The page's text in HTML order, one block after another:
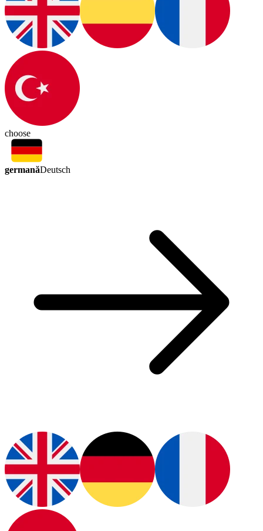
choose
germanăDeutsch